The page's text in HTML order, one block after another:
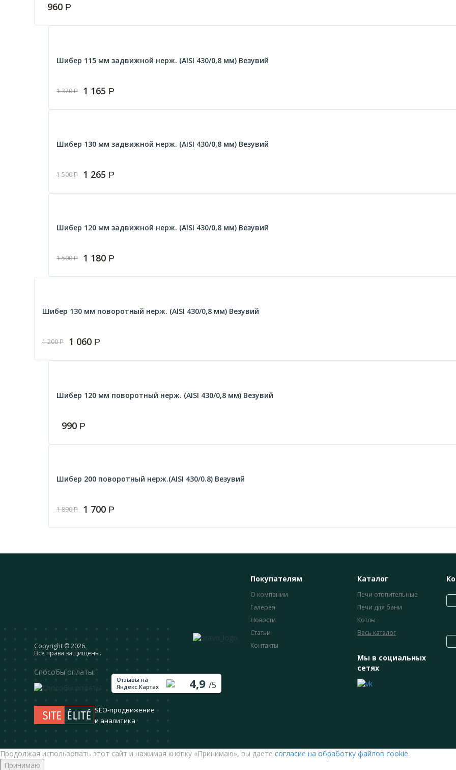
960 Р
Шибер 115 мм задвижной нерж. (AISI 430/0,8 мм) Везувий
1 370Р 1 165 Р
Шибер 130 мм задвижной нерж. (AISI 430/0,8 мм) Везувий
1 500Р 1 265 Р
Шибер 120 мм задвижной нерж. (AISI 430/0,8 мм) Везувий
1 500Р 1 180 Р
Шибер 130 мм поворотный нерж. (AISI 430/0,8 мм) Везувий
1 200Р 1 060 Р
Шибер 120 мм поворотный нерж. (AISI 430/0,8 мм) Везувий
990 Р
Шибер 200 поворотный нерж.(AISI 430/0.8) Везувий
1 890Р 1 700 Р
Сopyright © 2026.
Все права защищены.
Способы оплаты:
Отзывы на
Яндекс.Картах
4,9/5
SEO-продвижение
и аналитика
Покупателям
О компании
Галерея
Новости
Статьи
Контакты
Каталог
Печи отопительные
Печи для бани
Котлы
Весь каталог
Мы в социальных
сетях
Продолжая использовать этот сайт и нажимая кнопку «Принимаю», вы даете согласие на обработку файлов cookie.
Принимаю